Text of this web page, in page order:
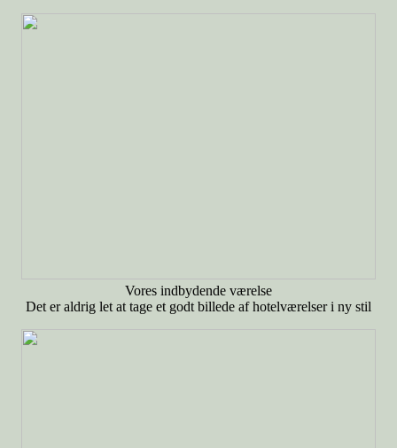
Vores indbydende værelse
Det er aldrig let at tage et godt billede af hotelværelser i ny stil